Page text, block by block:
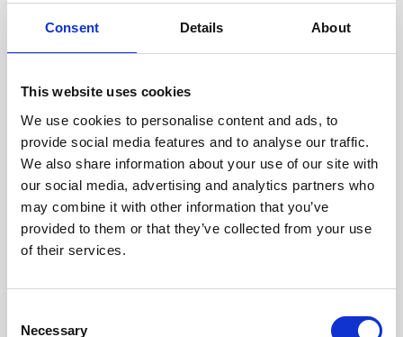
Consent Details About
This website uses cookies
We use cookies to personalise content and ads, to
provide social media features and to analyse our traffic.
We also share information about your use of our site with
our social media, advertising and analytics partners who
may combine it with other information that you’ve
provided to them or that they’ve collected from your use
of their services.
Selection
Necessary
Restoran Cilantro – uživajte u degustacijskom
meniju inspiriranim slikarstvom
ispunjena okusima i kreativnošću
Wine & Paint – pridružite se kreativnoj radionici
s kistom u jednoj, a čašom vina u drugoj ruci
Sun Gardens Magazine– uronite u umjetničku
priču Dubrovnika kroz razgovor s Viktorom
Šerbom o njegovu djetinjstvu, odrastanju u
Gradu, studiju i važnim izložbama
Tips & Tricks – potražite preporuke našeg
Concierge tima te otkrijte lokalne galerije,